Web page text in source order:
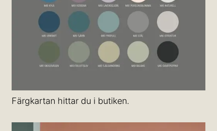
Färgkartan hittar du i butiken.